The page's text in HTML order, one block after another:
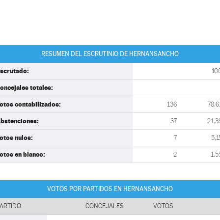
RESUMEN DEL ESCRUTINIO DE HERNANSANCHO
totales:
contabilizados: 136
37
nulos: 7
en blanco: 2
VOTOS POR PARTIDOS EN HERNANSANCHO
CONCEJALES VOTOS